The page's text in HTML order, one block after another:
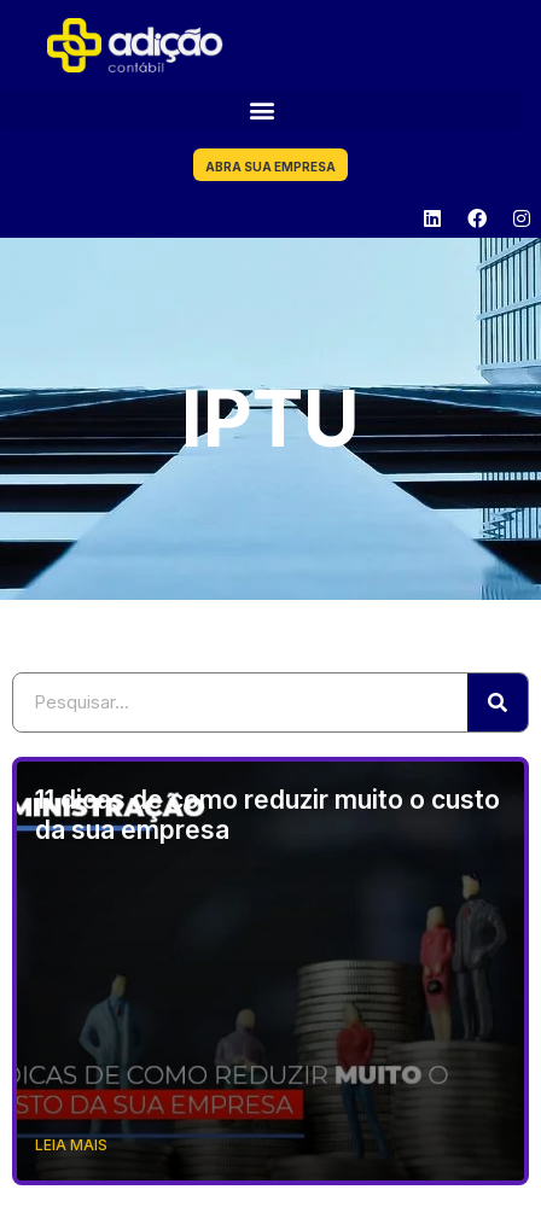
ABRA SUA EMPRESA
IPTU
11 dicas de como reduzir muito o custo
da sua empresa
LEIA MAIS